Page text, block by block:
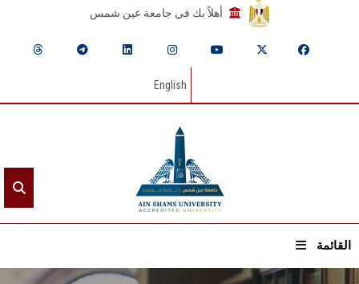
أهلاً بك في جامعة عين شمس
English
القائمة